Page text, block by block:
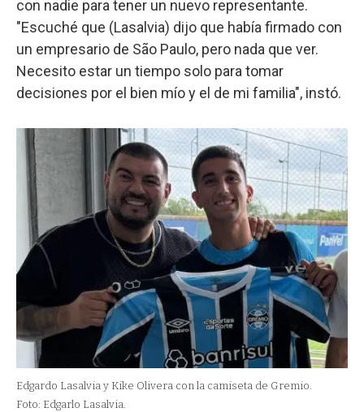
con nadie para tener un nuevo representante.
"Escuché que (Lasalvia) dijo que había firmado con
un empresario de São Paulo, pero nada que ver.
Necesito estar un tiempo solo para tomar
decisiones por el bien mío y el de mi familia", instó.
Edgardo Lasalvia y Kike Olivera con la camiseta de Gremio.
Foto: Edgarlo Lasalvia.